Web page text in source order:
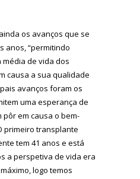
os avanços que se
anos, “permitindo
de vida dos
causa a sua qualidade
avanços foram os
uma esperança de
pôr em causa o bem-
primeiro transplante
tem 41 anos e está
a perspetiva de vida era
logo temos